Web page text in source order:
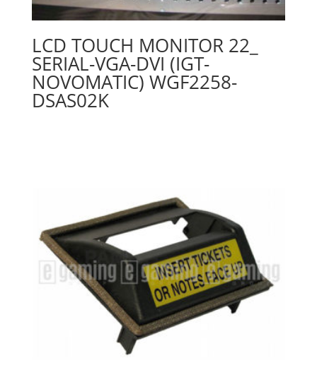
LCD TOUCH MONITOR 22_
SERIAL-VGA-DVI (IGT-
NOVOMATIC) WGF2258-
DSAS02K